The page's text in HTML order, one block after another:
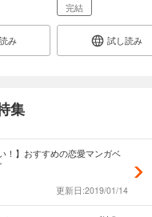
み
完結
試し読み
集
！】おすすめの恋愛マンガベ
更新日:2019/01/14